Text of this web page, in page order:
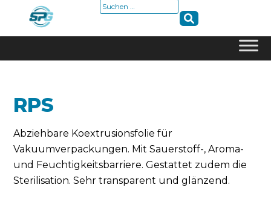
content
Suche
RPS
Abziehbare Koextrusionsfolie für
Vakuumverpackungen. Mit Sauerstoff-, Aroma-
und Feuchtigkeitsbarriere. Gestattet zudem die
Sterilisation. Sehr transparent und glänzend.